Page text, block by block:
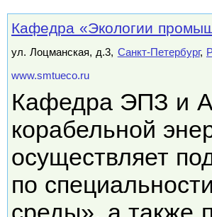
Кафедра «Экологии
ул. Лоцманская, д.3, Санкт-Петербург,
www.smtueco.ru
Кафедра ЭПЗ и А
корабельной
осуществляет
по